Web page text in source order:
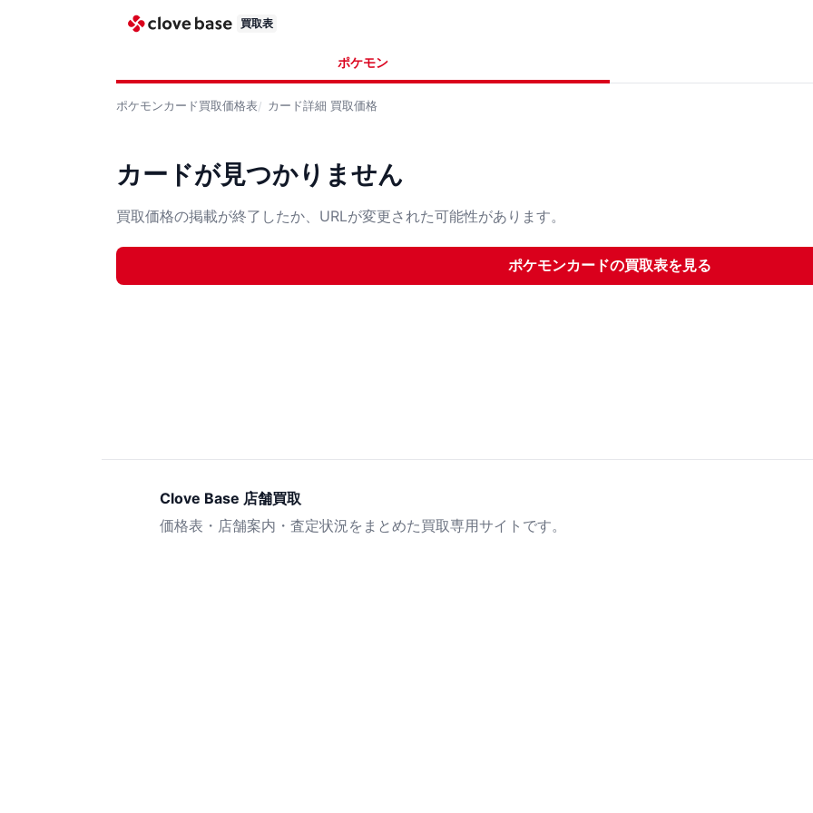
買取表
ポケモン
ポケモンカード買取価格表 カード詳細 買取価格
カードが見つかりません
買取価格の掲載が終了したか、URLが変更された可能性があります。
ポケモンカードの買取表を見る
Clove Base 店舗買取
価格表・店舗案内・査定状況をまとめた買取専用サイトです。